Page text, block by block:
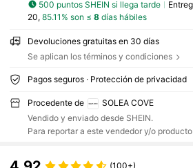
500 puntos SHEIN si llega tarde
20, 85.11% son ≤ 8días hábiles
Devoluciones gratuitas en 30 días
Se aplican los términos y condiciones
Pagos seguros · Protección de privacidad
Procedente de
SOLEA COVE
Vendido y enviado desde SHEIN.
Para reportar a este vendedor y/o producto
(100+)